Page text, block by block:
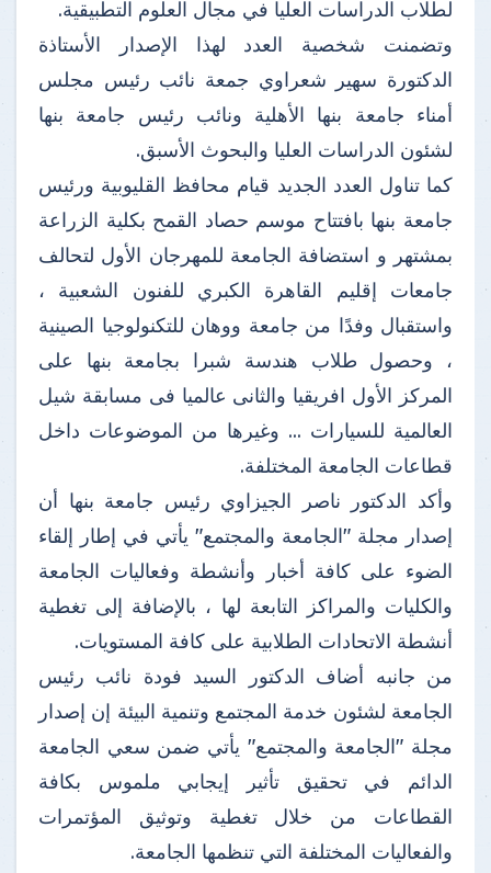
لطلاب الدراسات العليا في مجال العلوم التطبيقية.
وتضمنت شخصية العدد لهذا الإصدار الأستاذة
الدكتورة سهير شعراوي جمعة نائب رئيس مجلس
أمناء جامعة بنها الأهلية ونائب رئيس جامعة بنها
لشئون الدراسات العليا والبحوث الأسبق.
كما تناول العدد الجديد قيام محافظ القليوبية ورئيس
جامعة بنها بافتتاح موسم حصاد القمح بكلية الزراعة
بمشتهر و استضافة الجامعة للمهرجان الأول لتحالف
جامعات إقليم القاهرة الكبري للفنون الشعبية ،
واستقبال وفدًا من جامعة ووهان للتكنولوجيا الصينية
، وحصول طلاب هندسة شبرا بجامعة بنها على
المركز الأول افريقيا والثانى عالميا فى مسابقة شيل
العالمية للسيارات ... وغيرها من الموضوعات داخل
قطاعات الجامعة المختلفة.
وأكد الدكتور ناصر الجيزاوي رئيس جامعة بنها أن
إصدار مجلة "الجامعة والمجتمع" يأتي في إطار إلقاء
الضوء على كافة أخبار وأنشطة وفعاليات الجامعة
والكليات والمراكز التابعة لها ، بالإضافة إلى تغطية
أنشطة الاتحادات الطلابية على كافة المستويات.
من جانبه أضاف الدكتور السيد فودة نائب رئيس
الجامعة لشئون خدمة المجتمع وتنمية البيئة إن إصدار
مجلة "الجامعة والمجتمع" يأتي ضمن سعي الجامعة
الدائم في تحقيق تأثير إيجابي ملموس بكافة
القطاعات من خلال تغطية وتوثيق المؤتمرات
والفعاليات المختلفة التي تنظمها الجامعة.